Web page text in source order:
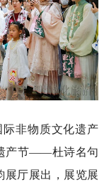
非物质文化遗产
产节——杜诗名句
展厅展出，展览展